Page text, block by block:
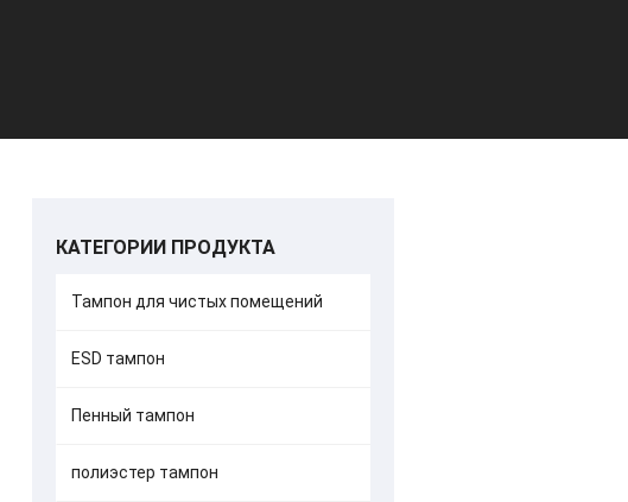
КАТЕГОРИИ ПРОДУКТА
Тампон для чистых помещений
ESD тампон
Пенный тампон
полиэстер тампон